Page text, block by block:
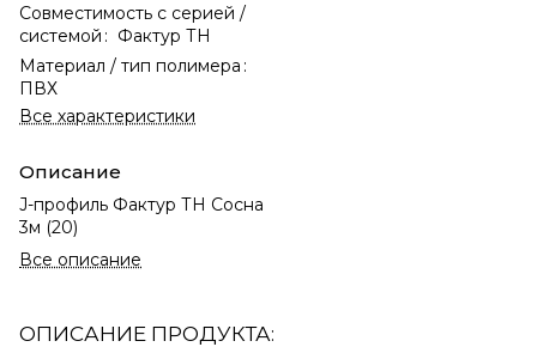
Совместимость с серией /
системой : Фактур ТН
Материал / тип полимера :
ПВХ
Все характеристики
Описание
J-профиль Фактур ТН Сосна
3м (20)
Все описание
ОПИСАНИЕ ПРОДУКТА: